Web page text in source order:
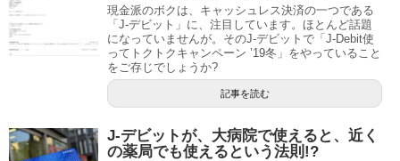
現金派のボクは、キャッシュレス決済の一つである
「J-デビット」に、注目しています。ほとんど話題
になっていませんが。そのJ-デビットで「J-Debit使
ってトクトクキャンペーン ’19冬」をやっていること
をご存じでしょうか?
記事を読む
J-デビットが、大病院で使えると、近く
の薬局でも使えるという法則!?